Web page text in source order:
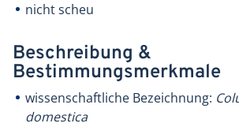
nicht scheu
Beschreibung &
Bestimmungsmerkmale
wissenschaftliche Bezeichnung:
domestica